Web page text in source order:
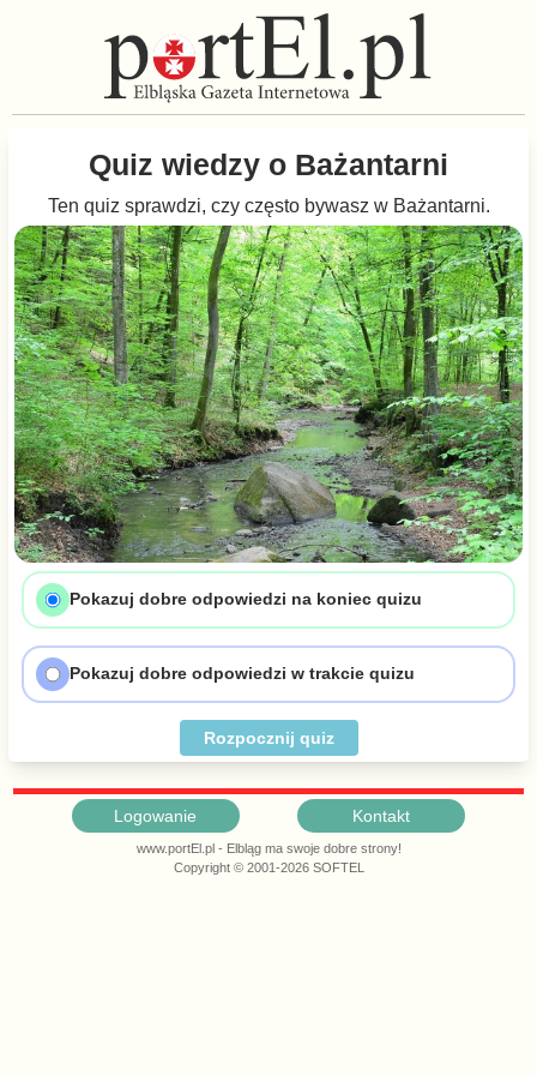
Quiz wiedzy o Bażantarni
Ten quiz sprawdzi, czy często bywasz w Bażantarni.
Pokazuj dobre odpowiedzi na koniec quizu
Pokazuj dobre odpowiedzi w trakcie quizu
Rozpocznij quiz
Logowanie Kontakt
www.portEl.pl - Elbląg ma swoje dobre strony!
Copyright © 2001-2026 SOFTEL